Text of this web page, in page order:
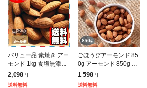
バリュー品 素焼き アー
モンド 1kg 食塩無添加
植物油不使用 ナッツ お
やつ おつまみ
2,098円
送料無料
ごほうびアーモンド 85
0g アーモンド 850g 無
塩 無添加 USエクスト
ラNo1 ノンパレル ナッ
1,598円
送料無料